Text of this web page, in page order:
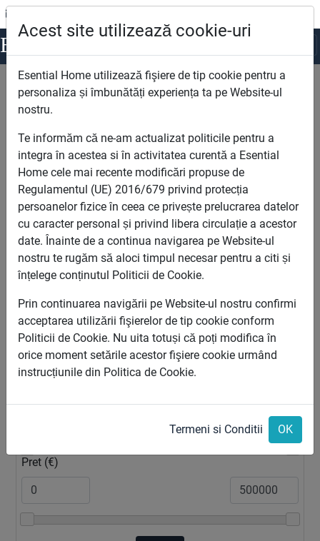
Esential Home
Esential Home Apartamente noi de vanzare Bucuresti
Cautare
Camere
Zona
Pret (€)
Acest site utilizează cookie-uri
Esential Home utilizează fişiere de tip cookie pentru a
personaliza și îmbunătăți experiența ta pe Website-ul
nostru.
Te informăm că ne-am actualizat politicile pentru a
integra în acestea si în activitatea curentă a Esential
Home cele mai recente modificări propuse de
Regulamentul (UE) 2016/679 privind protecția
persoanelor fizice în ceea ce privește prelucrarea datelor
cu caracter personal și privind libera circulație a acestor
date. Înainte de a continua navigarea pe Website-ul
nostru te rugăm să aloci timpul necesar pentru a citi și
înțelege conținutul Politicii de Cookie.
Prin continuarea navigării pe Website-ul nostru confirmi
acceptarea utilizării fişierelor de tip cookie conform
Politicii de Cookie. Nu uita totuși că poți modifica în
orice moment setările acestor fişiere cookie urmând
instrucțiunile din Politica de Cookie.
Termeni si Conditii OK